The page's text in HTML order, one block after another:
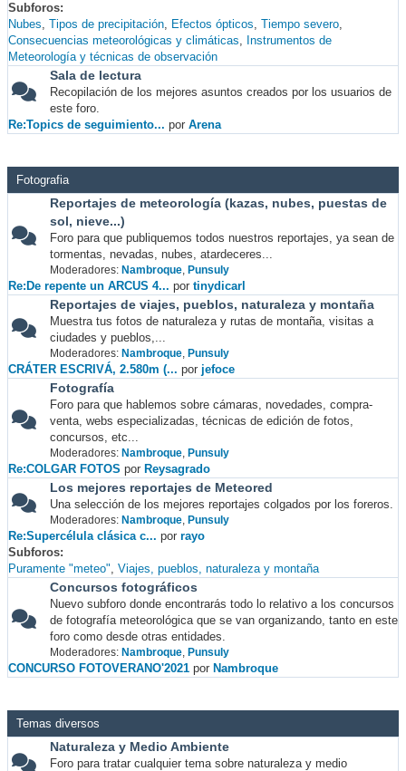
Subforos
Nubes Tipos de precipitación Efectos ópticos Tiempo severo
Consecuencias meteorológicas y climáticas
Instrumentos de
Meteorología y técnicas de observación
Sala de lectura
Recopilación de los mejores asuntos creados por los usuarios de
este foro.
Re:Topics de seguimiento... por Arena
Fotografia
Reportajes de meteorología (kazas, nubes, puestas de
sol, nieve...)
Foro para que publiquemos todos nuestros reportajes, ya sean de
tormentas, nevadas, nubes, atardeceres...
Moderadores: Nambroque, Punsuly
Re:De repente un ARCUS 4... por tinydicarl
Reportajes de viajes, pueblos, naturaleza y montaña
Muestra tus fotos de naturaleza y rutas de montaña, visitas a
ciudades y pueblos,...
Moderadores: Nambroque, Punsuly
CRÁTER ESCRIVÁ, 2.580m (... por jefoce
Fotografía
Foro para que hablemos sobre cámaras, novedades, compra-
venta, webs especializadas, técnicas de edición de fotos,
concursos, etc...
Moderadores: Nambroque, Punsuly
Re:COLGAR FOTOS por Reysagrado
Los mejores reportajes de Meteored
Una selección de los mejores reportajes colgados por los foreros.
Moderadores: Nambroque, Punsuly
Re:Supercélula clásica c... por rayo
Subforos
Puramente "meteo" Viajes, pueblos, naturaleza y montaña
Concursos fotográficos
Nuevo subforo donde encontrarás todo lo relativo a los concursos
de fotografía meteorológica que se van organizando, tanto en este
foro como desde otras entidades.
Moderadores: Nambroque, Punsuly
CONCURSO FOTOVERANO'2021 por Nambroque
Temas diversos
Naturaleza y Medio Ambiente
Foro para tratar cualquier tema sobre naturaleza y medio